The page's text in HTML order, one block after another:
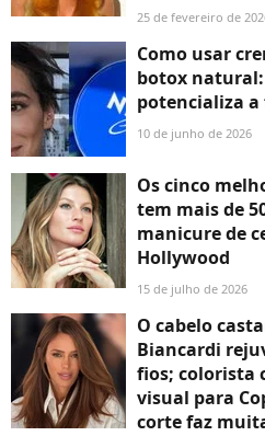
25 de fevereiro de
Como usar
botox
potencializa
10 de junho de 2026
Os cinco
tem mais de
manicure de
Hollywood
15 de julho de 2026
O cabelo
Biancardi
fios; colorista
visual para
corte faz